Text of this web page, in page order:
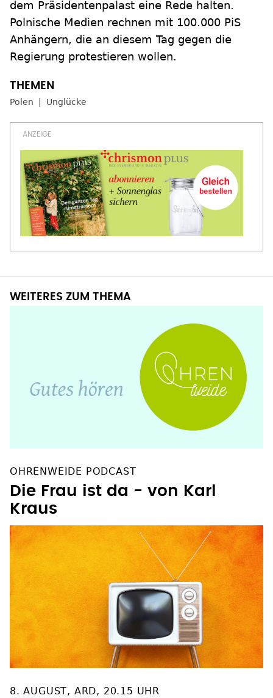
dem Präsidentenpalast eine Rede halten.
Polnische Medien rechnen mit 100.000 PiS
Anhängern, die an diesem Tag gegen die
Regierung protestieren wollen.
Polen Unglücke
WEITERES ZUM THEMA
OHRENWEIDE PODCAST
Die Frau ist da - von Karl
Kraus
8. AUGUST, ARD, 20.15 UHR